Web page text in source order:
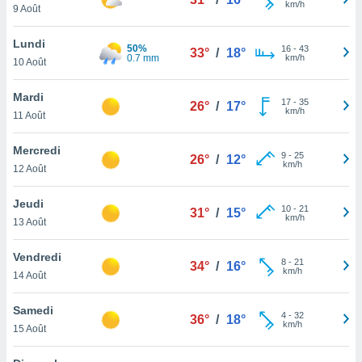
au
vous
de
ou
de
le
ainsi
un
la
du
9 Août
km/h
Lundi
10 Août
50%
0.7 mm
33° / 18° 16- 43
km/h
Mardi
11 Août
26° / 17° 17- 35
km/h
Mercredi
12 Août
26° / 12° 9- 25
km/h
Jeudi
13 Août
31° / 15° 10- 21
km/h
Vendredi
14 Août
34° / 16° 8- 21
km/h
Samedi
15 Août
36° / 18° 4- 32
km/h